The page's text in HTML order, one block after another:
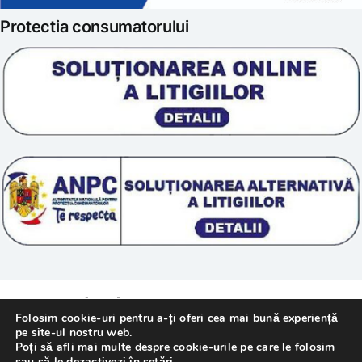
Scoala „Sanatate 5D”
Tratamente naturale
Prelucrarea datelor
Termeni si conditii
Politica cookie
Protectia consumatorului
© 2011 – [year] Fundatia Simile. Toate drepturile
rezervate.
Folosim cookie-uri pentru a-ți oferi cea mai bună experiență
pe site-ul nostru web.
Poți să afli mai multe despre cookie-urile pe care le folosim